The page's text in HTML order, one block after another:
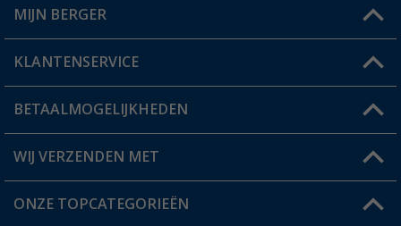
Winkel vinden
MIJN BERGER
Mijn account
Status bestelling
Verlanglijstje
KLANTENSERVICE
FAQ & Contact
Verzendinformatie
BETAALMOGELIJKHEDEN
WIJ VERZENDEN MET
ONZE TOPCATEGORIEËN